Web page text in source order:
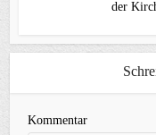
der
Kommentar